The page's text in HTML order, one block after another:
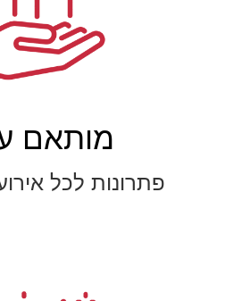
מותאם
פתרונות לכל